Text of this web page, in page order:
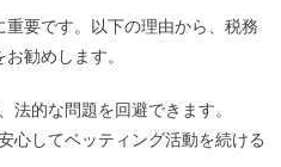
要です。以下の理由から、税務
勧めします。
的な問題を回避できます。
心してベッティング活動を続ける